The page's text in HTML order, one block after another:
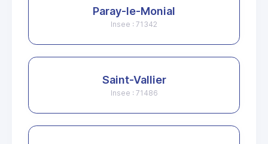
Paray-le-Monial
Insee : 71342
Saint-Vallier
Insee : 71486